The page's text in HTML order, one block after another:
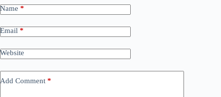
Name *
Email *
Website
Add Comment *